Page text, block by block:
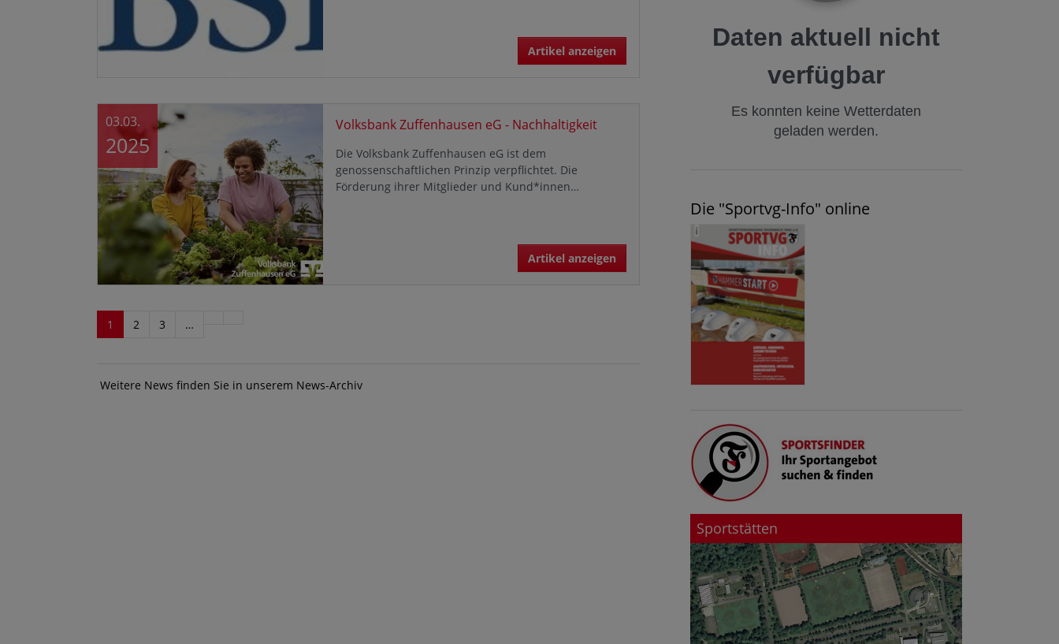
Artikel anzeigen
Volksbank Zuffenhausen eG - Nachhaltigkeit
Die Volksbank Zuffenhausen eG ist dem
genossenschaftlichen Prinzip verpflichtet. Die
Förderung ihrer Mitglieder und Kund*innen…
Artikel anzeigen
03.03.
2025
1 2 3 …
Weitere News finden Sie in unserem News-Archiv
Daten aktuell nicht
verfügbar
Es konnten keine Wetterdaten
geladen werden.
Die "Sportvg-Info" online
Sportstätten